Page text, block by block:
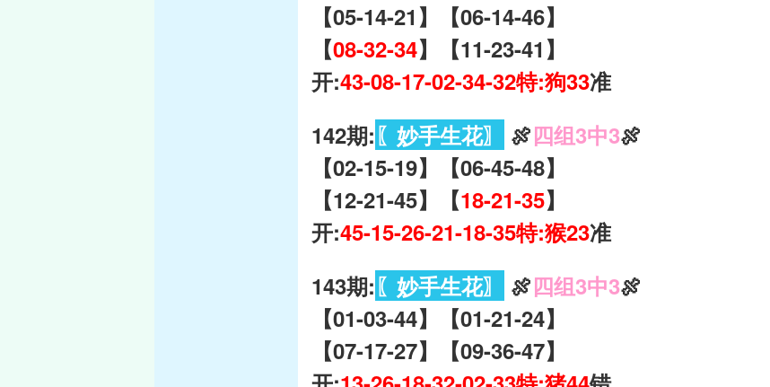
【05-14-21】【06-14-46】
【08-32-34】【11-23-41】
开:43-08-17-02-34-32特:狗33准
142期:〖妙手生花〗 🍖四组3中3🍖
【02-15-19】【06-45-48】
【12-21-45】【18-21-35】
开:45-15-26-21-18-35特:猴23准
143期:〖妙手生花〗 🍖四组3中3🍖
【01-03-44】【01-21-24】
【07-17-27】【09-36-47】